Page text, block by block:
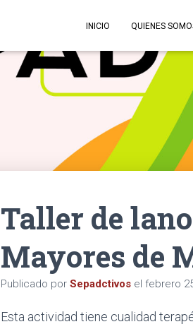
INICIO QUIENES
Taller de
Mayores de
Publicado por Sepadctivos el febrero
Esta actividad tiene cualidad